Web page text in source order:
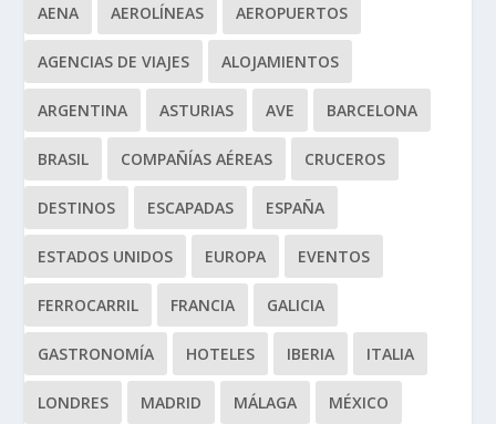
AENA AEROLÍNEAS AEROPUERTOS
AGENCIAS DE VIAJES ALOJAMIENTOS
ARGENTINA ASTURIAS AVE BARCELONA
BRASIL COMPAÑÍAS AÉREAS CRUCEROS
DESTINOS ESCAPADAS ESPAÑA
ESTADOS UNIDOS EUROPA EVENTOS
FERROCARRIL FRANCIA GALICIA
GASTRONOMÍA HOTELES IBERIA ITALIA
LONDRES MADRID MÁLAGA MÉXICO